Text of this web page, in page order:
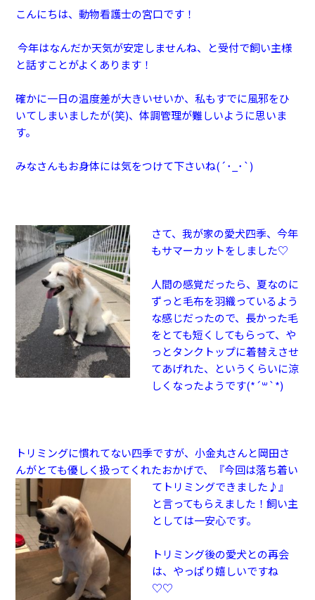
こんにちは、動物看護士の宮口です！
今年はなんだか天気が安定しませんね、と受付で飼い主様
と話すことがよくあります！
確かに一日の温度差が大きいせいか、私もすでに風邪をひ
いてしまいましたが(笑)、体調管理が難しいように思いま
す。
みなさんもお身体には気をつけて下さいね(´･_･`)
さて、我が家の愛犬四季、今年
もサマーカットをしました♡
人間の感覚だったら、夏なのに
ずっと毛布を羽織っているよう
な感じだったので、長かった毛
をとても短くしてもらって、や
っとタンクトップに着替えさせ
てあげれた、というくらいに涼
しくなったようです(*´꒳`*)
トリミングに慣れてない四季ですが、小金丸さんと岡田さ
んがとても優しく扱ってくれたおかげで、『今回は落ち着い
てトリミングできま した♪』
と言ってもらえました！飼い主
としては一安心です。
トリミング後の愛犬との再会
は、やっぱり嬉しいですね
♡♡